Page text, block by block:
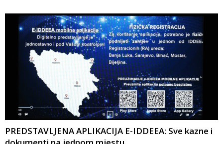
PREDSTAVLJENA APLIKACIJA E-IDDEEA: Sve kazne i